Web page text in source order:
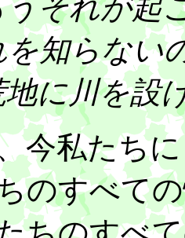
それが起
知らない
に川を設
私たちに
のすべて